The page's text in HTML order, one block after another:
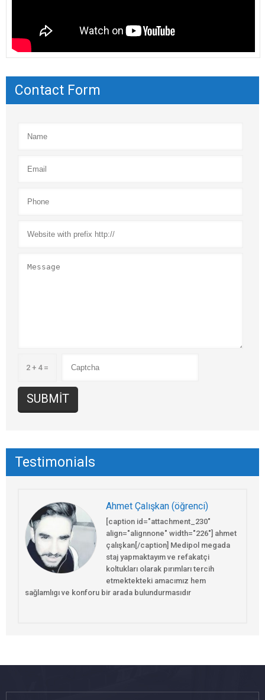
Contact Form
2 + 4 =
Testimonials
Ahmet Çalışkan (öğrenci)
[caption id="attachment_230"
align="alignnone" width="226"] ahmet
çalışkan[/caption] Medipol megada
staj yapmaktayım ve refakatçi
koltukları olarak pırımları tercih
etmektekteki amacımız hem
sağlamlıgı ve konforu bir arada bulundurmasıdır